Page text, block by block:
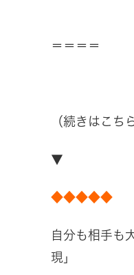
＝＝＝＝
（続きはこち
▼
◆◆◆◆◆
自分も相手も
現」